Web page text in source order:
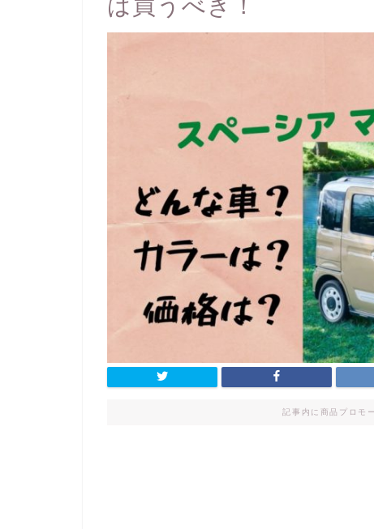
は買うべき！
記事内に商品プロモ